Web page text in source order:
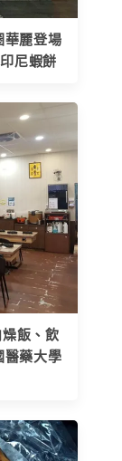
華麗登場
尼蝦餅
飯、飲
醫藥大學